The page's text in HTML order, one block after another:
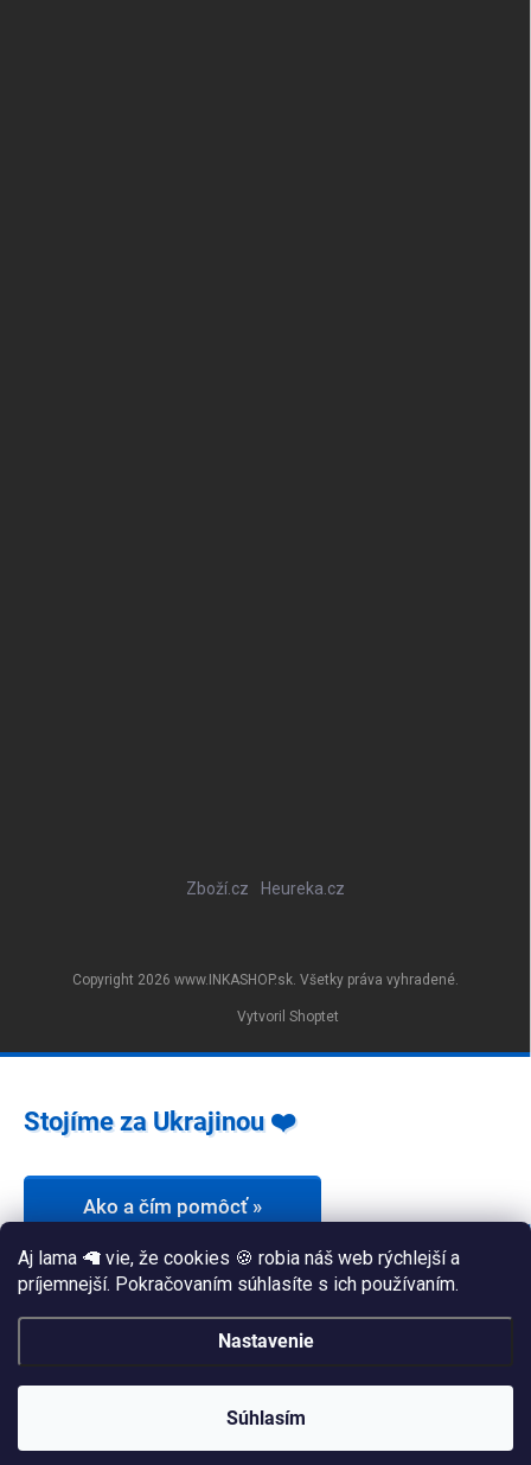
Aj lama 🦙 vie, že cookies 🍪 robia náš web rýchlejší a
príjemnejší. Pokračovaním súhlasíte s ich používaním.
Nastavenie
Súhlasím
Zboží.cz Heureka.cz
Vytvoril Shoptet
Copyright 2026 www.INKASHOP.sk. Všetky práva vyhradené.
Stojíme za Ukrajinou ❤️
Ako a čím pomôcť »